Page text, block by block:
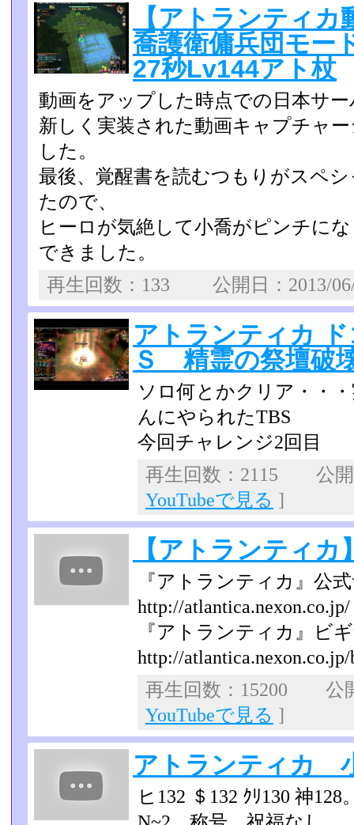
【アトランティ
喬護衛傭兵団モー
27秒Lv144アト杖
動画をアップした時点での日本サ
新しく実装された動画キャプチャ
した。
最後、覚醒書を読むつもりがスペ
たので、
ヒーロが気絶して小喬がピンチに
できました。
再生回数：133 公開日：
アトランティカ
Ｓ 精霊の祭壇破
ソロ何とかクリア・・
んにやられたTBS
今回チャレンジ2回目
再生回数：2115 公
YouTubeで見る ]
【アトランティカ
『アトランティカ』公
http://atlantica.nexon.co.jp/
『アトランティカ』ビ
http://atlantica.nexon.co.jp/
再生回数：15200 公
YouTubeで見る ]
アトランティカ
ヒ132 ＄132 ｸﾘ130 神